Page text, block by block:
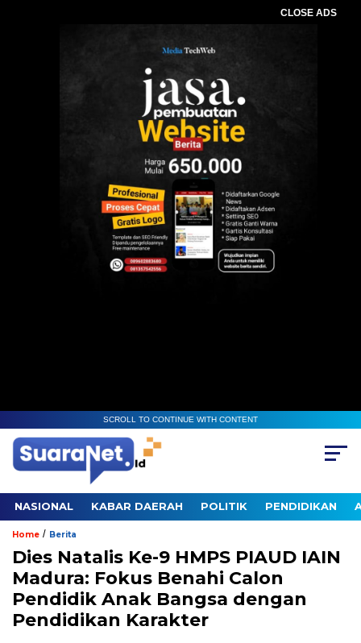
CLOSE ADS
SCROLL TO CONTINUE WITH CONTENT
NASIONAL KABAR DAERAH POLITIK PENDIDIKAN
Home / Berita
Dies Natalis Ke-9 HMPS PIAUD IAIN
Madura: Fokus Benahi Calon
Pendidik Anak Bangsa dengan
Pendidikan Karakter